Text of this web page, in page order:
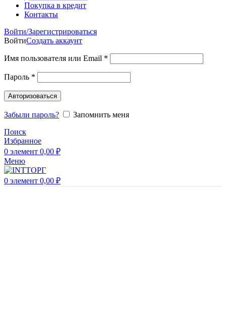
Покупка в кредит
Контакты
Войти/Зарегистрироваться
ВойтиСоздать аккаунт
Имя пользователя или Email *
Пароль *
Авторизоваться
Забыли пароль?
Запомнить меня
Поиск
Избранное
0 элемент 0,00 ₽
Меню
0 элемент 0,00 ₽